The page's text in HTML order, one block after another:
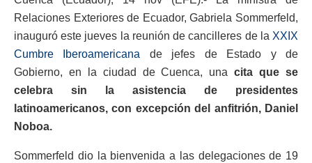
Relaciones Exteriores de Ecuador, Gabriela Sommerfeld,
inauguró este jueves la reunión de cancilleres de la XXIX
Cumbre Iberoamericana de jefes de Estado y de
Gobierno, en la ciudad de Cuenca, unacita que se
celebra sin la asistencia de presidentes
latinoamericanos, con excepción del anfitrión, Daniel
Noboa.
Sommerfeld dio la bienvenida a las delegaciones de 19